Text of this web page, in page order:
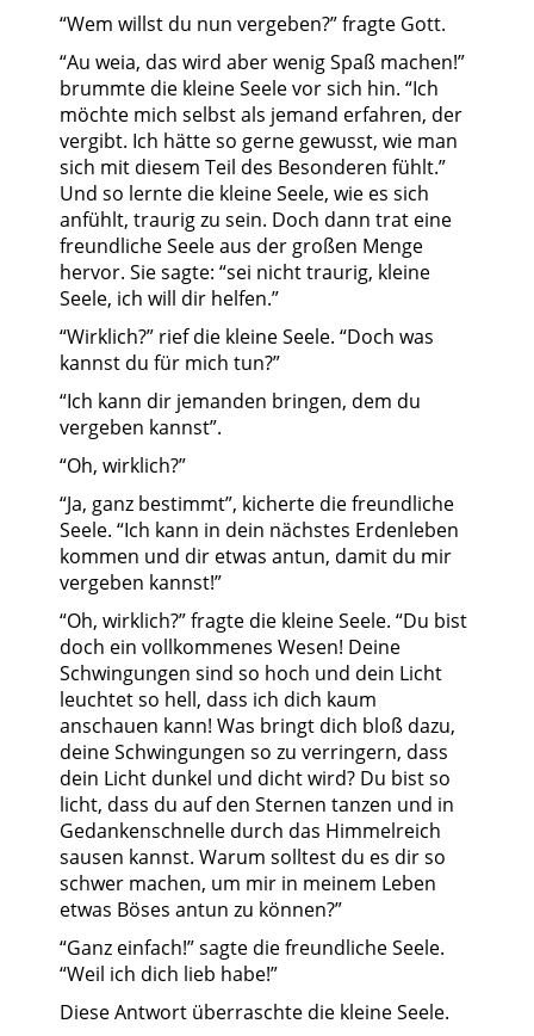
“Wem willst du nun vergeben?” fragte Gott.
“Au weia, das wird aber wenig Spaß machen!”
brummte die kleine Seele vor sich hin. “Ich
möchte mich selbst als jemand erfahren, der
vergibt. Ich hätte so gerne gewusst, wie man
sich mit diesem Teil des Besonderen fühlt.”
Und so lernte die kleine Seele, wie es sich
anfühlt, traurig zu sein. Doch dann trat eine
freundliche Seele aus der großen Menge
hervor. Sie sagte: “sei nicht traurig, kleine
Seele, ich will dir helfen.”
“Wirklich?” rief die kleine Seele. “Doch was
kannst du für mich tun?”
“Ich kann dir jemanden bringen, dem du
vergeben kannst”.
“Oh, wirklich?”
“Ja, ganz bestimmt”, kicherte die freundliche
Seele. “Ich kann in dein nächstes Erdenleben
kommen und dir etwas antun, damit du mir
vergeben kannst!”
“Oh, wirklich?” fragte die kleine Seele. “Du bist
doch ein vollkommenes Wesen! Deine
Schwingungen sind so hoch und dein Licht
leuchtet so hell, dass ich dich kaum
anschauen kann! Was bringt dich bloß dazu,
deine Schwingungen so zu verringern, dass
dein Licht dunkel und dicht wird? Du bist so
licht, dass du auf den Sternen tanzen und in
Gedankenschnelle durch das Himmelreich
sausen kannst. Warum solltest du es dir so
schwer machen, um mir in meinem Leben
etwas Böses antun zu können?”
“Ganz einfach!” sagte die freundliche Seele.
“Weil ich dich lieb habe!”
Diese Antwort überraschte die kleine Seele.